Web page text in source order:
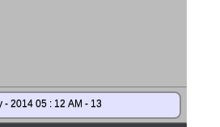
13 - July - 2014 05 : 12 AM